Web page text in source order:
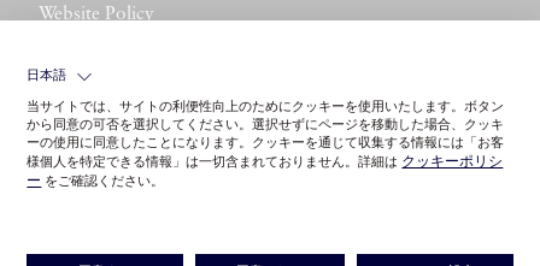
Website Policy
日本語
当サイトでは、サイトの利便性向上のためにクッキーを使用いたします。ボタン
から同意の可否を選択してください。選択せずにページを移動した場合、クッキ
ーの使用に同意したことになります。クッキーを通じて収集する情報には「お客
様個人を特定できる情報」は一切含まれておりません。詳細は クッキーポリシ
ー をご確認ください。